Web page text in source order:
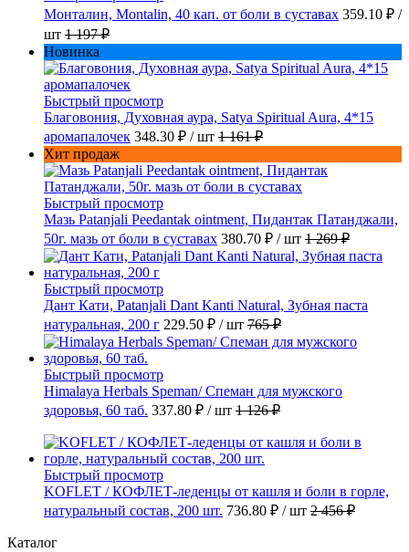
Монталин, Montalin, 40 кап. от боли в суставах 359.10 ₽ /
шт 1 197 ₽
Новинка
Быстрый просмотр
Благовония, Духовная аура, Satya Spiritual Aura, 4*15
аромапалочек 348.30 ₽ / шт 1 161 ₽
Хит продаж
Быстрый просмотр
Мазь Patanjali Peedantak ointment, Пидантак Патанджали,
50г. мазь от боли в суставах 380.70 ₽ / шт 1 269 ₽
Быстрый просмотр
Дант Кати, Patanjali Dant Kanti Natural, Зубная паста
натуральная, 200 г 229.50 ₽ / шт 765 ₽
Быстрый просмотр
Himalaya Herbals Speman/ Спеман для мужского
здоровья, 60 таб. 337.80 ₽ / шт 1 126 ₽
Быстрый просмотр
KOFLET / КОФЛЕТ-леденцы от кашля и боли в горле,
натуральный состав, 200 шт. 736.80 ₽ / шт 2 456 ₽
Каталог